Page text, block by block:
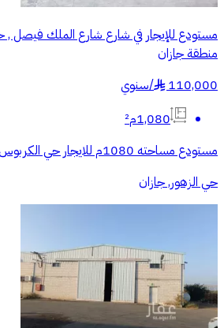
منطقة جازان
110,000
§
/سنوي
1,080م²
مستودع مساحته 1080م للايجار حي الكربوس مجهز بالانارة بالكامل
حي الزهور, جازان